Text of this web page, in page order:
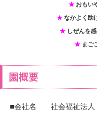
★ おもい
★なかよく助
★しぜんを感
★ まご
園概要
■会社名 社会福祉法